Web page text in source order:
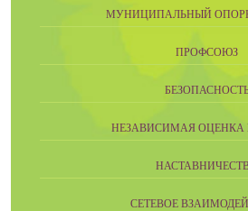
МУНИЦИПАЛЬНЫЙ
ПРОФСОЮЗ
НЕЗАВИСИМАЯ ОЦЕНКА
СЕТЕВОЕ